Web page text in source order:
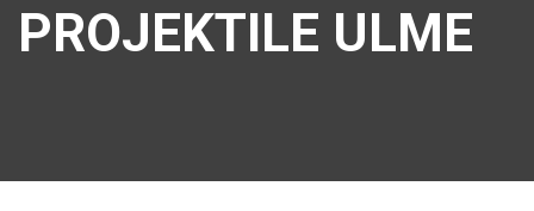
PROJEKTILE ULME